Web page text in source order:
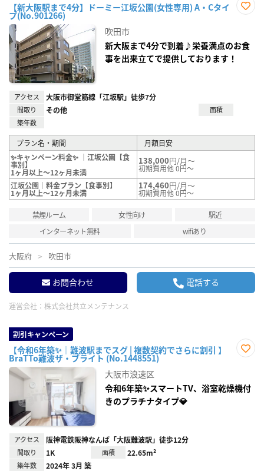
【新大阪駅まで4分】ドーミー江坂公園(女性専用) A・Cタイ
プ(No.901266)
録
吹田市
新大阪まで4分で到着♪栄養満点のお食
事を出来立てで提供しております！
アクセス 大阪市御堂筋線「江坂駅」徒歩7分
間取り その他
面積
築年数
プラン名・期間
月額目安
✨キャンペーン料金✨ ｜江坂公園【食
事別】
1ヶ月以上～12ヶ月未満
138,000円/月～
初期費用他 0円～
江坂公園｜料金プラン【食事別】
1ヶ月以上～12ヶ月未満
174,460円/月～
初期費用他 0円～
禁煙ルーム 女性向け
駅近
インターネット無料
wifiあり
大阪府 吹田市
お問合わせ 電話する
運営会社： 株式会社共立メンテナンス
割引キャンペーン
【令和6年築✨｜難波駅までスグ | 複数契約でさらに割引 】
BraTTo難波ザ・ブライト (No.1448551)
録
大阪市浪速区
令和6年築✨スマートTV、浴室乾燥機付
きのプラチナタイプ💎
アクセス 阪神電鉄阪神なんば「大阪難波駅」徒歩12分
間取り 1K 面積 22.65m²
築年数 2024年 3月 築